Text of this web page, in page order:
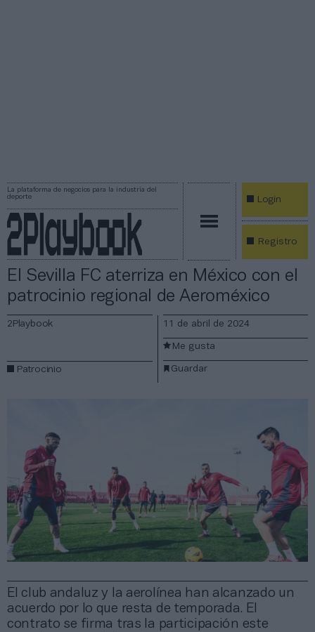
La plataforma de negocios para la industria del
deporte
Login
Registro
El Sevilla FC aterriza en México con el
patrocinio regional de Aeroméxico
El club andaluz y la aerolínea han alcanzado un
acuerdo por lo que resta de temporada. El
contrato se firma tras la participación este
2Playbook
Patrocinio
11 de abril de 2024
Guardar
Me gusta